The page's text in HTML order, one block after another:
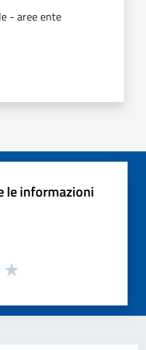
- aree ente
le informazioni